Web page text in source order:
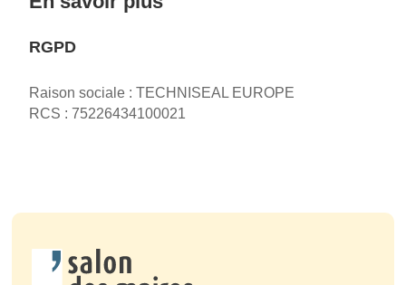
RGPD
Raison sociale : TECHNISEAL EUROPE
RCS : 75226434100021